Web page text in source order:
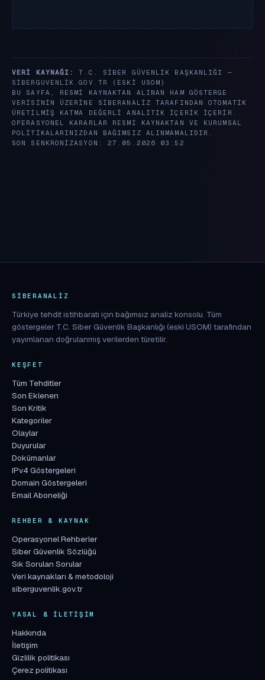
VERI KAYNAĞI:
T.C. SIBER GÜVENLIK BAŞKANLIĞI —
SIBERGUVENLIK.GOV.TR
(ESKI USOM)
BU SAYFA, RESMI KAYNAKTAN ALINAN HAM GÖSTERGE
VERISININ ÜZERINE SIBERANALIZ TARAFINDAN OTOMATIK
ÜRETILMIŞ KATMA DEĞERLI ANALITIK IÇERIK IÇERIR.
OPERASYONEL KARARLAR RESMI KAYNAKTAN VE KURUMSAL
POLITIKALARINIZDAN BAĞIMSIZ ALINMAMALIDIR.
SON SENKRONIZASYON: 27.05.2026 03:52
SIBERANALIZ
Türkiye tehdit istihbaratı için bağımsız analiz konsolu. Tüm
göstergeler T.C. Siber Güvenlik Başkanlığı (eski USOM) tarafından
yayımlanan doğrulanmış verilerden türetilir.
KEŞFET
Tüm Tehditler
Son Eklenen
Son Kritik
Kategoriler
Olaylar
Duyurular
Dokümanlar
IPv4 Göstergeleri
Domain Göstergeleri
Email Aboneliği
REHBER & KAYNAK
Operasyonel Rehberler
Siber Güvenlik Sözlüğü
Sık Sorulan Sorular
Veri kaynakları & metodoloji
siberguvenlik.gov.tr
YASAL & İLETIŞIM
Hakkında
İletişim
Gizlilik politikası
Çerez politikası